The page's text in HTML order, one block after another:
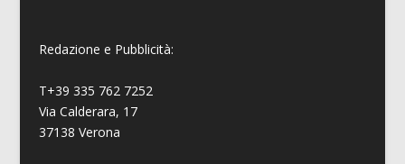
Redazione e Pubblicità:
T+39 335 762 7252
Via Calderara, 17
37138 Verona